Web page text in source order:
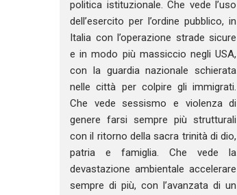
politica istituzionale. Che vede l’uso
dell’esercito per l’ordine pubblico, in
Italia con l’operazione strade sicure
e in modo più massiccio negli USA,
con la guardia nazionale schierata
nelle città per colpire gli immigrati.
Che vede sessismo e violenza di
genere farsi sempre più strutturali
con il ritorno della sacra trinità di dio,
patria e famiglia. Che vede la
devastazione ambientale accelerare
sempre di più, con l’avanzata di un